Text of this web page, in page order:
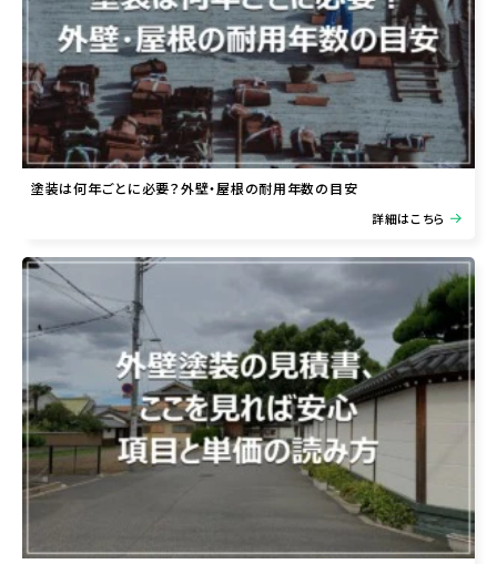
塗装は何年ごとに必要？外壁・屋根の耐用年数の目安
詳細はこちら